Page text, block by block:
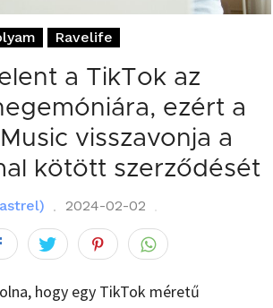
Ravelife
a TikTok az
ezért a
visszavonja a
kötött szerződését
2024-02-02
hogy egy TikTok méretű